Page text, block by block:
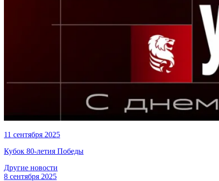
11 сентября 2025
Кубок 80-летия Победы
Другие новости
8 сентября 2025